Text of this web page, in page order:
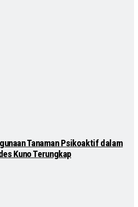
Tanaman Psikoaktif dalam
Kuno Terungkap